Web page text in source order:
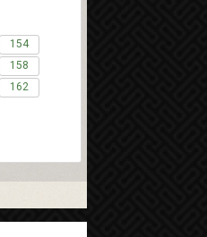
154
158
162